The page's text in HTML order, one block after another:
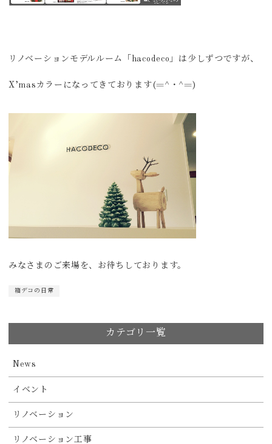
リノベーションモデルルーム「hacodeco」は少しずつですが、
X’masカラーになってきております(=^・^=)
みなさまのご来場を、お待ちしております。
箱デコの日常
カテゴリ一覧
News
イベント
リノベーション
リノベーション工事